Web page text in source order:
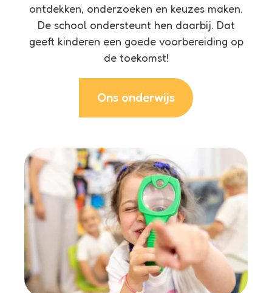
ontdekken, onderzoeken en keuzes maken.
De school ondersteunt hen daarbij. Dat
geeft kinderen een goede voorbereiding op
de toekomst!
Ons onderwijs